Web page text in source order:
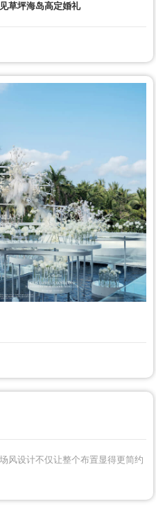
草坪海岛高定婚礼
风设计不仅让整个布置显得更简约